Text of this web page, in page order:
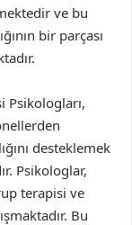
ve bu
bir parçası
Psikologları,
desteklemek
Psikologlar,
terapisi ve
Bu